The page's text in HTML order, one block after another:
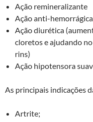
Ação remineralizante
Ação anti-hemorrágica
Ação diurética
cloretos e ajudando
rins)
Ação hipotensora
As principais indicações
Artrite;